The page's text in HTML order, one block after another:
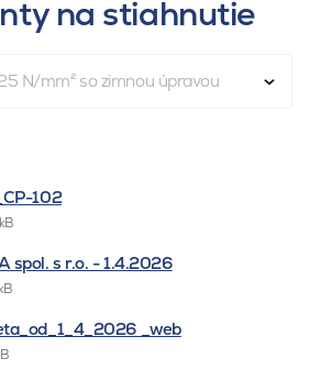
na stiahnutie
N/mm² so zimnou úpravou
102
spol. s r.o. - 1.4.2026
_web